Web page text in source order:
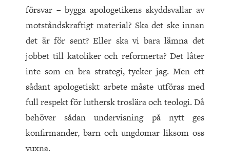
försvar – bygga apologetikens skyddsvallar av
motståndskraftigt material? Ska det ske innan
det är för sent? Eller ska vi bara lämna det
jobbet till katoliker och reformerta? Det låter
inte som en bra strategi, tycker jag. Men ett
sådant apologetiskt arbete måste utföras med
full respekt för luthersk troslära och teologi. Då
behöver sådan undervisning på nytt ges
konfirmander, barn och ungdomar liksom oss
vuxna.